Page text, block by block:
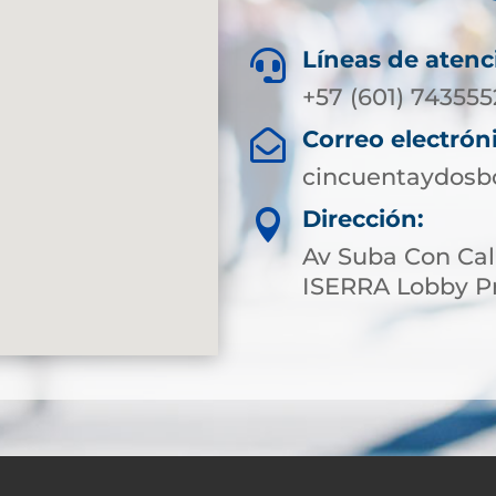

Líneas de
+57 (601)

Correo

Dirección:
Av Suba Con
ISERRA Lobby